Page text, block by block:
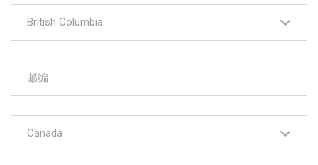
British Columbia
Canada